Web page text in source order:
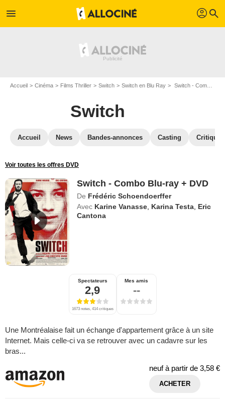
menu profil search
Accueil Cinéma Films Thriller Switch Switch en Blu Ray Switch - Combo Blu-ray + DVD
Switch
Accueil News Bandes-annonces Casting
Voir toutes les offres DVD
Switch - Combo Blu-ray + DVD
De Frédéric Schoendoerffer
Avec Karine Vanasse Karina Testa Eric
Cantona
Spectateurs
2,9
1673 notes, 414 critiques
Mes amis
--
Une Montréalaise fait un échange d'appartement grâce à un site
Internet. Mais celle-ci va se retrouver avec un cadavre sur les
bras...
neuf à partir de 3,58 €
ACHETER